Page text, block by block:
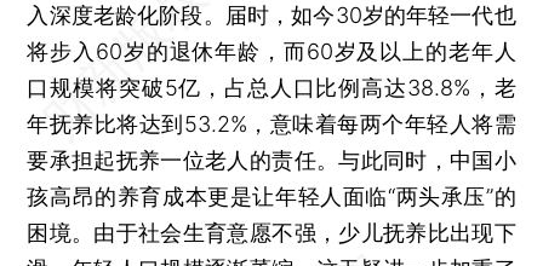
入深度老龄化阶段。届时，如今30岁的年轻一代也
将步入60岁的退休年龄，而60岁及以上的老年人
口规模将突破5亿，占总人口比例高达38.8%，老
年抚养比将达到53.2%，意味着每两个年轻人将需
要承担起抚养一位老人的责任。与此同时，中国小
孩高昂的养育成本更是让年轻人面临“两头承压”的
困境。由于社会生育意愿不强，少儿抚养比出现下